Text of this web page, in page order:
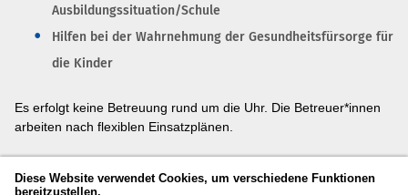
Ausbildungssituation/Schule
Hilfen bei der Wahrnehmung der Gesundheitsfürsorge für
die Kinder
Es erfolgt keine Betreuung rund um die Uhr. Die Betreuer*innen
arbeiten nach flexiblen Einsatzplänen.
der intensiven sozialpädagogischen Betreuung in einer "eigenen"
Diese Website verwendet Cookies, um verschiedene Funktionen
bereitzustellen.